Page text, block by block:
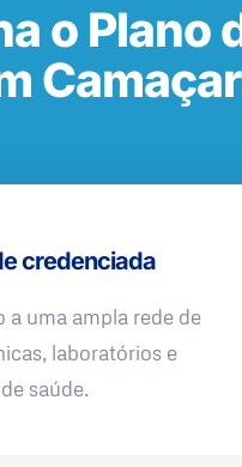
o Plano
credenciada
a uma ampla rede de
laboratórios e
saúde.